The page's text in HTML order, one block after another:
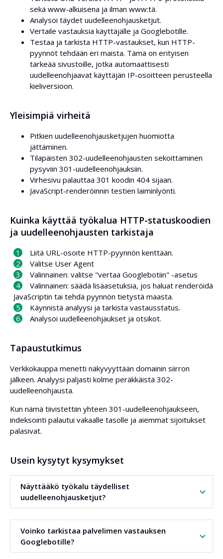
sekä www-alkuisena ja ilman www:tä.
Analysoi täydet uudelleenohjausketjut.
Vertaile vastauksia käyttäjälle ja Googlebotille.
Testaa ja tarkista HTTP-vastaukset, kun HTTP-
pyynnöt tehdään eri maista. Tämä on erityisen
tärkeää sivustoille, jotka automaattisesti
uudelleenohjaavat käyttäjän IP-osoitteen perusteella
kieliversioon.
Yleisimpiä virheitä
Pitkien uudelleenohjausketjujen huomiotta
jättäminen.
Tilapäisten 302-uudelleenohjausten sekoittaminen
pysyviin 301-uudelleenohjauksiin.
Virhesivu palauttaa 301 koodin 404 sijaan.
JavaScript-renderöinnin testien laiminlyönti.
Kuinka käyttää työkalua HTTP-statuskoodien
ja uudelleenohjausten tarkistaja
Liitä URL-osoite HTTP-pyynnön kenttään.
Valitse User Agent
Valinnainen: valitse "vertaa Googlebotiin" -asetus
Valinnainen: säädä lisäasetuksia, jos haluat renderöidä
JavaScriptin tai tehdä pyynnön tietystä maasta.
Käynnistä analyysi ja tarkista vastausstatus.
Analysoi uudelleenohjaukset ja otsikot.
Tapaustutkimus
Verkkokauppa menetti näkyvyyttään domainin siirron
jälkeen. Analyysi paljasti kolme peräkkäistä 302-
uudelleenohjausta.
Kun nämä tiivistettiin yhteen 301-uudelleenohjaukseen,
indeksointi palautui vakaalle tasolle ja aiemmat sijoitukset
palasivat.
Usein kysytyt kysymykset
Näyttääkö työkalu täydelliset
uudelleenohjausketjut?
Kyllä. Jokainen uudelleenohjausvaihe näkyy yhdessä tilan ja
vasteajan kanssa.
Voinko tarkistaa palvelimen vastauksen
Googlebotille?